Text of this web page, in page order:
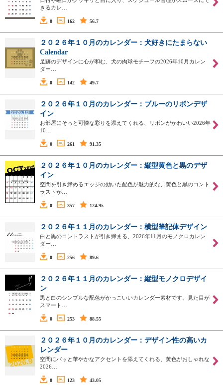
きるカレ…
0 162 56.7
２０２６年１０月のカレンダー：犬好きにたまらない
Calendar
足跡のデザインに心が和む、犬の肉球モチーフの2026年10月カレン
ダー…
0 142 49.7
２０２６年１０月のカレンダー：ブルーのリボンデザ
イン
お部屋にそっと可憐な彩りを添えてくれる、リボンがかわいい2026年
10…
0 261 91.35
２０２６年１０月のカレンダー：縦型黄色と黒のデザ
イン
空間を引き締めるエッジの効いた配色が魅力的な、黄色と黒のコント
ラストが…
0 357 124.95
２０２６年１１月のカレンダー：横型筆記体デザイン
白と黒のコントラストが引き締まる、2026年11月のモノクロカレン
ダー…
0 256 89.6
２０２６年１１月のカレンダー：縦型モノクロデザイ
ン
黒と白のシンプルな配色がかっこいいカレンダー素材です。見た目が
スマート…
0 253 88.55
２０２６年１０月のカレンダー：デザイン性の高いカ
レンダー
空間にパッと華やかなアクセントを添えてくれる、黄色がおしゃれな
2026…
0 123 43.05